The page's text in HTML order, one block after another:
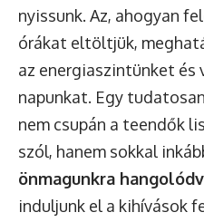
nyissunk. Az, ahogyan
órákat eltöltjük,
az energiaszintünket és
napunkat. Egy
nem csupán a teendők
szól, hanem sokkal
önmagunkra
induljunk el a kihívások